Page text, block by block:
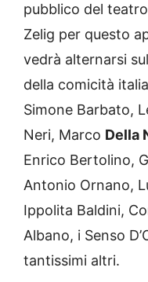
pubblico del
Zelig per questo
vedrà alternarsi
della comicità
Simone Barbato,
Neri, Marco Della
Enrico Bertolino,
Antonio Ornano,
Ippolita Baldini,
Albano, i Senso
tantissimi altri.